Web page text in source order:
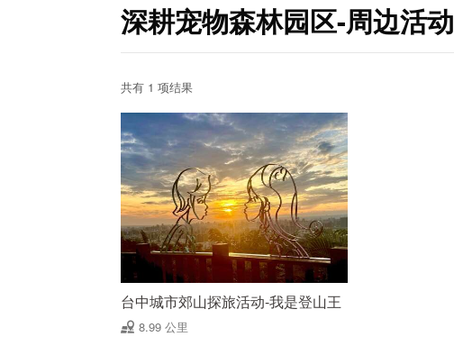
深耕宠物森林园区-周边活动
共有 1 项结果
台中城市郊山探旅活动-我是登山王
8.99 公里